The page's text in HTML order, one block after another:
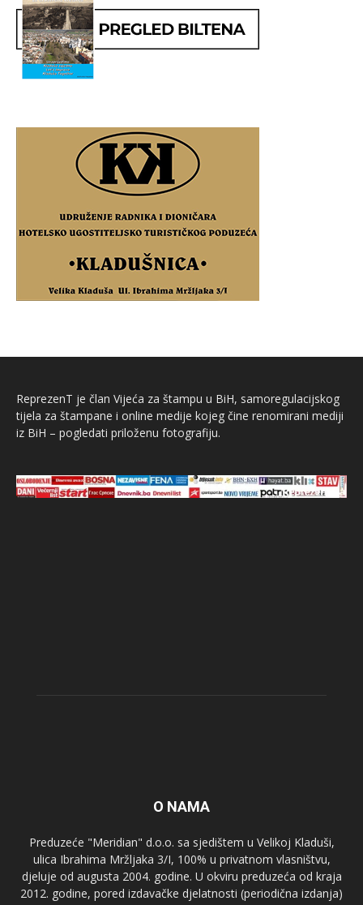
ReprezenT je član Vijeća za štampu u BiH, samoregulacijskog
tijela za štampane i online medije kojeg čine renomirani mediji
iz BiH – pogledati priloženu fotografiju.
O NAMA
Preduzeće "Meridian" d.o.o. sa sjedištem u Velikoj Kladuši,
ulica Ibrahima Mržljaka 3/I, 100% u privatnom vlasništvu,
djeluje od augusta 2004. godine. U okviru preduzeća od kraja
2012. godine, pored izdavačke djelatnosti (periodična izdanja)